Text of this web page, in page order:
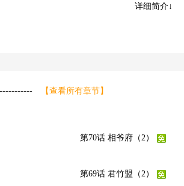
么改变他们的人生？情亲、爱情、友情重新放在
manhua/2277.html。请多多支持漫画皮，喜欢观
详细简介↓
----------- 【查看所有章节】
第70话 相爷府（2）
第69话 君竹盟（2）